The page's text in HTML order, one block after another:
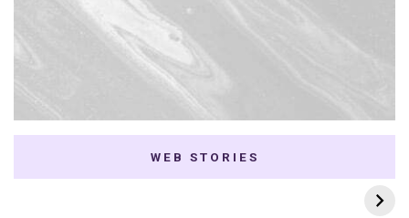
WEB STORIES
7 K-dramas Enemies
to Lovers
Thai Dramas com
First e Khaotung